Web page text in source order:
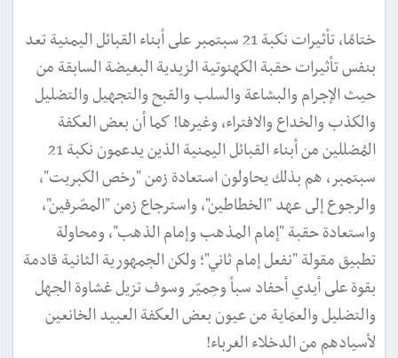
ختامًا، تأثيرات نكبة 21 سبتمبر على أبناء القبائل اليمنية تعد
بنفس تأثيرات حقبة الكهنوتية الزيدية البغيضة السابقة من
حيث الإجرام والبشاعة والسلب والقبح والتجهيل والتضليل
والكذب والخداع والافتراء، وغيرها! كما أن بعض العكفة
المُضللين من أبناء القبائل اليمنية الذين يدعمون نكبة 21
سبتمبر، هم بذلك يحاولون استعادة زمن "رخص الكبريت"،
والرجوع إلى عهد "الخطاطين"، واسترجاع زمن "المصّرفين"،
واستعادة حقبة "إمام المذهب وإمام الذهب"، ومحاولة
تطبيق مقولة "نفعل إمام ثاني"؛ ولكن الجمهورية الثانية قادمة
بقوة على أيدي أحفاد سبأ وحِميّر وسوف تزيل غشاوة الجهل
والتضليل والعمَاية من عيون بعض العكفة العبيد الخانعين
لأسيادهم من الدخلاء الغرباء!